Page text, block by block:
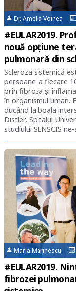
Dr. Amelia Voinea
#EULAR2019.
nouă opțiune
pulmonară din
Scleroza sistemică
persoane la fiecare
prin fibroza și
în organismul uman.
ducând la boala
Distler, Spitalul
studiului SENSCIS
Maria Marinescu
#EULAR2019.
fibrozei